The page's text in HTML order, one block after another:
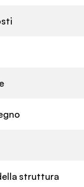
struttura